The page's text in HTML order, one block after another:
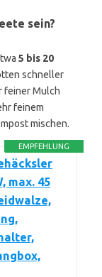
sein?
5 bis 20
schneller
feiner Mulch
feinem
mischen.
EMPFEHLUNG
max. 45